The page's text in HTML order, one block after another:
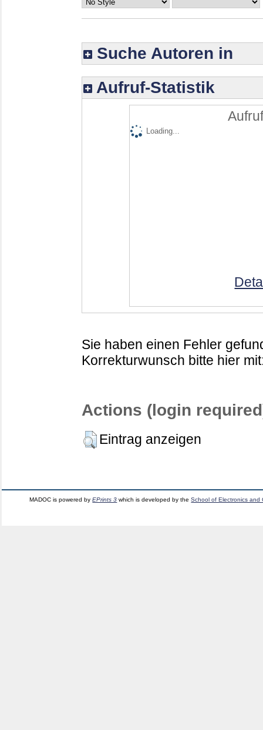
Suche Autoren in
Aufruf-Statistik
Loading...
Sie haben einen Fehler
Korrekturwunsch bitte hier
Actions (login
Eintrag anzeigen
MADOC is powered byEPrints 3 which is developed by theSchool of Electronics and